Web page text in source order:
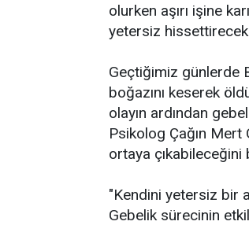
olurken aşırı işine
yetersiz hissettirecek
Geçtiğimiz günlerde
boğazını keserek
olayın ardından
Psikolog Çağın Mert
ortaya çıkabileceğini
"Kendini yetersiz bir
Gebelik sürecinin